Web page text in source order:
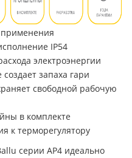
применения
IP54
электроэнергии
запаха гари
свободной рабочую
в комплекте
к терморегулятору
серии AP4 идеально